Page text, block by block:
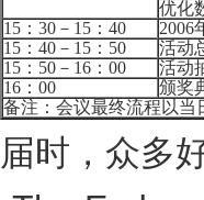
优化
15 ： 30 － 15 ： 40 2006
15 ： 40 － 15 ： 50
活动
15 ： 50 － 16 ： 00
活动
16 ： 00
颁奖
备注：会议最终流程以当
届时，众多